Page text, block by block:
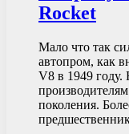
Rocket
Мало что так
автопром, как
V8 в 1949 году.
поколения.